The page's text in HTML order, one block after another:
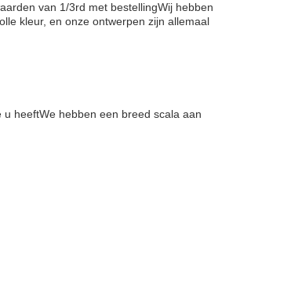
van 1/3rd met bestellingWij hebben
kleur, en onze ontwerpen zijn allemaal
heeftWe hebben een breed scala aan